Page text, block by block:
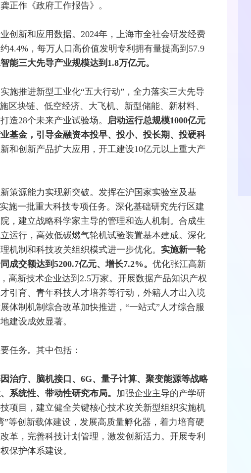
正作《政府工作报告》。
创新和应用数据。2024年，上海市全社会研发经费
4.4%，每万人口高价值发明专利拥有量提高到57.9
能三大先导产业规模达到1.8万亿元。
施推进新型工业化“五大行动”，全力落实三大先导
区块链、低空经济、大飞机、新型储能、新材料、
造28个未来产业试验场。
启动运行总规模1000亿元
基金，引导金融资本投早、投小、投长期、投硬科
和创新产品扩大应用，开工建设10亿元以上重大产
策源能力实现新突破。发挥在沪国家实验室及基
施一批重大科技专项任务。深化基础研究先行区建
，建立战略科学家主导的管理和选人机制。合成生
运行，高效低碳燃气轮机试验装置基本建成。深化
机制和科技攻关组织模式进一步优化。 实施新一轮
成交额达到5200.7亿元、增长7.2%。 优化张江高新
高新技术企业达到2.5万家。开展数据产品知识产权
引育、青年科技人才培养等行动，外籍人才出入境
体制机制综合改革加快推进，“一站式”人才综合服
建设成效显著。
任务。其中包括：
治疗、脑机接口、 6G、 量子计算、聚变能源等战略
系统性、带动性研究布局。 加强企业主导的产学研
项目，建立健全关键核心技术攻关新型组织实施机
等创新载体建设，发展高质量孵化器，着力培育硬
革，完善科技计划管理，激发创新活力。开展专利
保护体系建设。